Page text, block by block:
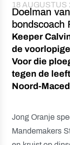
18 AUGUSTUS
Doelman
bondscoach
Keeper
de
Voor die
tegen de
Noord-
Jong Oranje
Mandemakers